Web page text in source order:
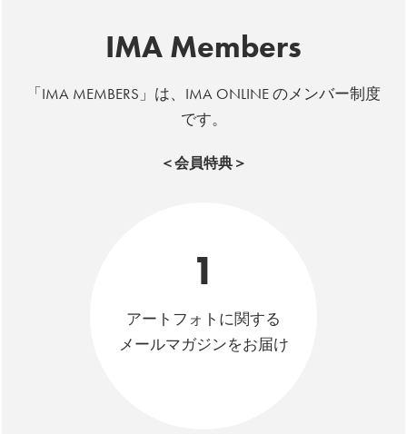
IMA Members
「IMA MEMBERS」は、IMA ONLINE のメンバー制度
です。
＜会員特典＞
1
アートフォトに関する
メールマガジンをお届け